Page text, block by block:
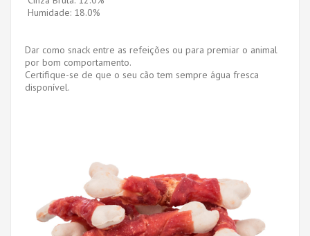
Humidade: 18.0%
Dar como snack entre as refeições ou para premiar o animal
por bom comportamento.
Certifique-se de que o seu cão tem sempre água fresca
disponível.